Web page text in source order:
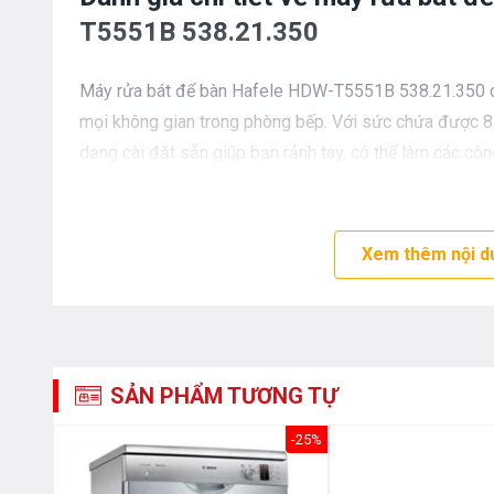
T5551B 538.21.350
Máy rửa bát để bàn Hafele HDW-T5551B 538.21.350
mọi không gian trong phòng bếp. Với sức chứa được
dạng cài đặt sẵn giúp bạn rảnh tay, có thể làm các
Xem thêm nội
SẢN PHẨM TƯƠNG TỰ
-25%